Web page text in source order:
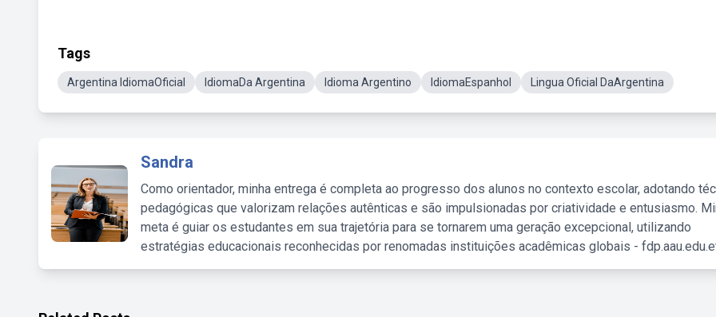
Tags
Argentina IdiomaOficial IdiomaDa Argentina Idioma Argentino IdiomaEspanhol Lingua Oficial DaArgentina
Sandra
Como orientador, minha entrega é completa ao progresso dos alunos no contexto escolar, adotando
pedagógicas que valorizam relações autênticas e são impulsionadas por criatividade e entusiasmo.
meta é guiar os estudantes em sua trajetória para se tornarem uma geração excepcional, utilizando
estratégias educacionais reconhecidas por renomadas instituições acadêmicas globais -